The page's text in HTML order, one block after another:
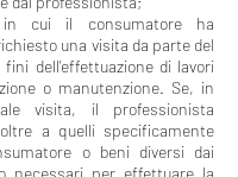
cui il consumatore ha
una visita da parte del
dell'effettuazione di lavori
o manutenzione. Se, in
visita, il professionista
a quelli specificamente
o beni diversi dai
necessari per effettuare la